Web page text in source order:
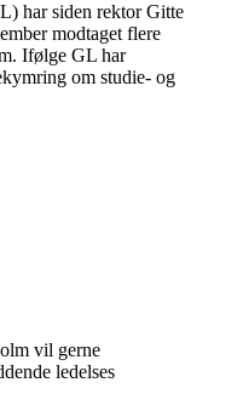
har siden rektor Gitte
modtaget flere
Ifølge GL har
om studie- og
vil gerne
ledelses